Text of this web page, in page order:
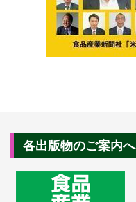
各出版物のご案内へ